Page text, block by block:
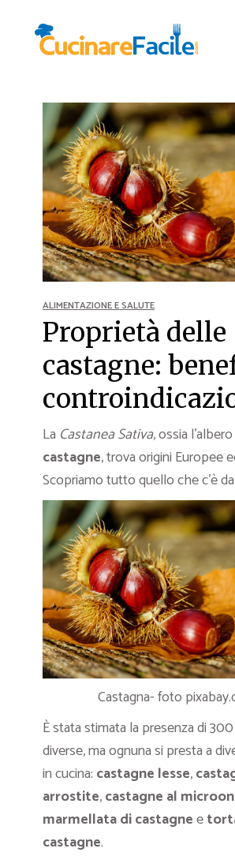
ALIMENTAZIONE E SALUTE
Proprietà delle
castagne:
La Castanea Sativa, ossia
castagne, trova origini Europee
Scopriamo tutto quello che c’è
Castagna- foto
È stata stimata la presenza di
diverse, ma ognuna si presta a
in cucina: castagne lesse,
arrostite,castagne al
marmellata di castagnee
castagne.